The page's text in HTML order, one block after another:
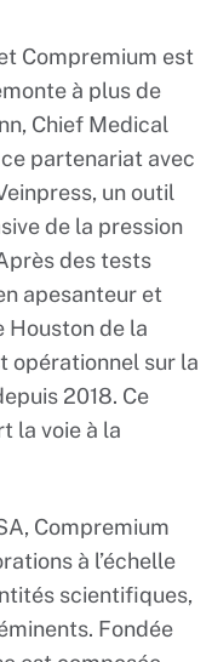
Compremium est
à plus de
Chief Medical
partenariat avec
un outil
de la pression
des tests
apesanteur et
Houston de la
opérationnel sur la
2018. Ce
la voie à la
Compremium
à l’échelle
scientifiques,
Fondée